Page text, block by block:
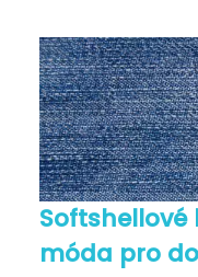
Softshellové
móda pro